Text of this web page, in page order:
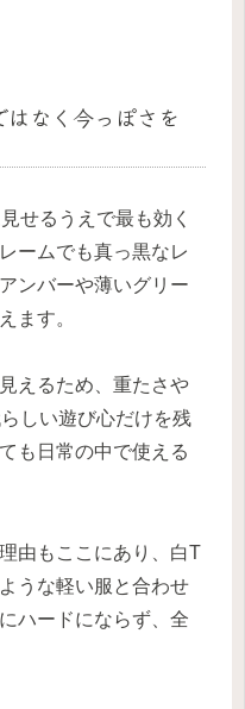
なく今っぽさを
せるうえで最も効く
ームでも真っ黒なレ
ンバーや薄いグリー
ます。
えるため、重たさや
しい遊び心だけを残
も日常の中で使える
由もここにあり、白T
うな軽い服と合わせ
ハードにならず、全